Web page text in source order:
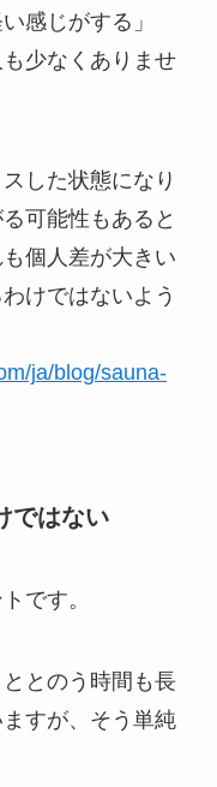
感じがする」
も少なくありませ
した状態になり
可能性もあると
個人差が大きい
けではないよう
ja/blog/sauna-
ではない
です。
ととのう時間も長
すが、そう単純